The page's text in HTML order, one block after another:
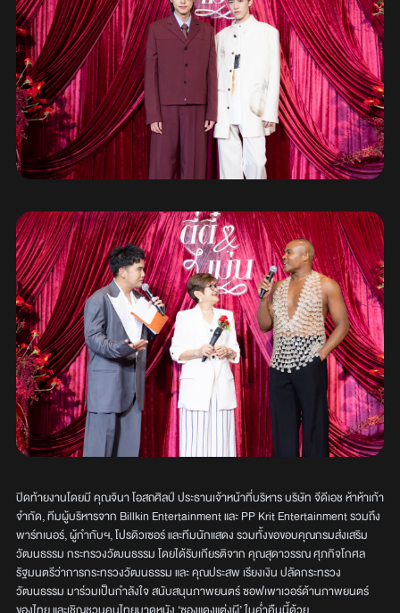
ปิดท้ายงานโดยมี คุณจินา โอสถศิลป์ ประธานเจ้าหน้าที่บริหาร บริษัท จีดีเอช ห้าห้าเก้า
จำกัด, ทีมผู้บริหารจาก Billkin Entertainment และ PP Krit Entertainment รวมถึง
พาร์ทเนอร์, ผู้กำกับฯ, โปรดิวเซอร์ และทีมนักแสดง รวมทั้งขอขอบคุณกรมส่งเสริม
วัฒนธรรม กระทรวงวัฒนธรรม โดยได้รับเกียรติจาก คุณสุดาวรรณ​ ศุภกิจโกศล
รัฐมนตรีว่าการกระทรวงวัฒนธรรม และ คุณประสพ เรียงเงิน ปลัดกระทรวง
วัฒนธรรม มาร่วมเป็นกำลังใจ สนับสนุนภาพยนตร์ ซอฟเพาเวอร์ด้านภาพยนตร์